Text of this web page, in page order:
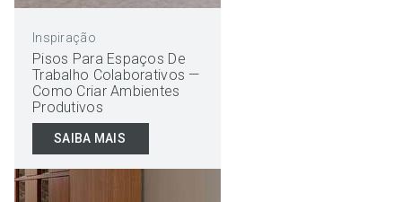
Inspiração
Pisos Para Espaços De
Trabalho Colaborativos —
Como Criar Ambientes
Produtivos
SAIBA MAIS